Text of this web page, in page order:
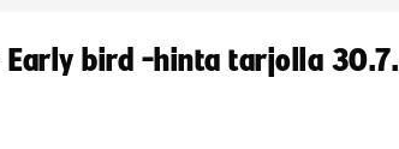
Early bird -hinta tarjolla 30.7.